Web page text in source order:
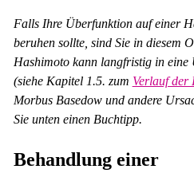
Falls Ihre Überfunktion auf einer
beruhen sollte, sind Sie in diesem
Hashimoto kann langfristig in eine
(siehe Kapitel 1.5. zum Verlauf der
Morbus Basedow und andere
Sie unten einen Buchtipp.
Behandlung einer